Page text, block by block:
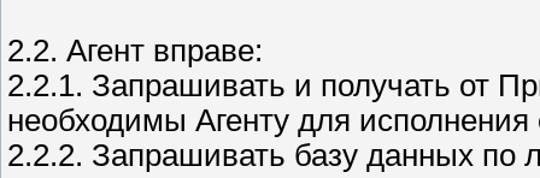
2.2. Агент вправе:
2.2.1. Запрашивать и получать от
необходимы Агенту для исполнения
2.2.2. Запрашивать базу данных по